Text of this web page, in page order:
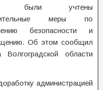
были учтены
меры по
безопасности и
Об этом сообщил
Волгоградской области
администрацией